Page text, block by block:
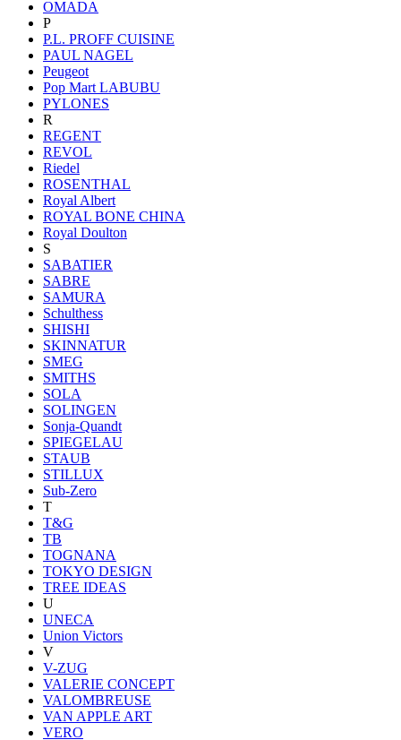
OMADA
P
P.L. PROFF CUISINE
PAUL NAGEL
Peugeot
Pop Mart LABUBU
PYLONES
R
REGENT
REVOL
Riedel
ROSENTHAL
Royal Albert
ROYAL BONE CHINA
Royal Doulton
S
SABATIER
SABRE
SAMURA
Schulthess
SHISHI
SKINNATUR
SMEG
SMITHS
SOLA
SOLINGEN
Sonja-Quandt
SPIEGELAU
STAUB
STILLUX
Sub-Zero
T
T&G
TB
TOGNANA
TOKYO DESIGN
TREE IDEAS
U
UNECA
Union Victors
V
V-ZUG
VALERIE CONCEPT
VALOMBREUSE
VAN APPLE ART
VERO